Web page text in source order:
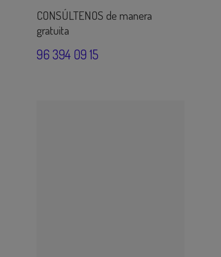
CONSÚLTENOS de manera
gratuita
96 394 09 15